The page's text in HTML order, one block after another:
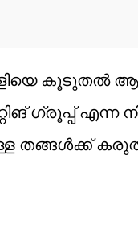
കൂടുതല്‍
ഗ്രൂപ്പ് എന്ന
തങ്ങള്‍ക്ക്